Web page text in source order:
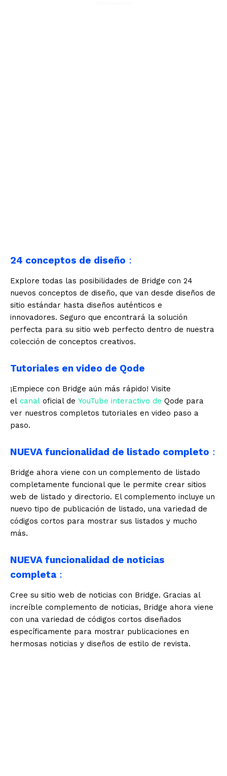
24 conceptos de diseño :
Explore todas las posibilidades de Bridge con 24
nuevos conceptos de diseño, que van desde diseños de
sitio estándar hasta diseños auténticos e
innovadores. Seguro que encontrará la solución
perfecta para su sitio web perfecto dentro de nuestra
colección de conceptos creativos.
Tutoriales en video de Qode
¡Empiece con Bridge aún más rápido! Visite
el canal oficial de YouTube interactivo de Qode para
ver nuestros completos tutoriales en video paso a
paso.
NUEVA funcionalidad de listado completo :
Bridge ahora viene con un complemento de listado
completamente funcional que le permite crear sitios
web de listado y directorio. El complemento incluye un
nuevo tipo de publicación de listado, una variedad de
códigos cortos para mostrar sus listados y mucho
más.
NUEVA funcionalidad de noticias
completa:
Cree su sitio web de noticias con Bridge. Gracias al
increíble complemento de noticias, Bridge ahora viene
con una variedad de códigos cortos diseñados
específicamente para mostrar publicaciones en
hermosas noticias y diseños de estilo de revista.